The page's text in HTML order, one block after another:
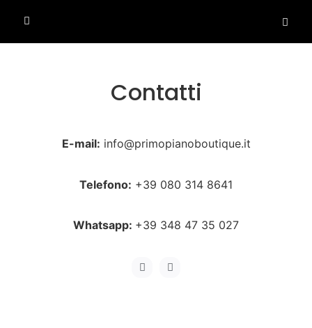
Contatti
E-mail: info@primopianoboutique.it
Telefono: +39 080 314 8641
Whatsapp: +39 348 47 35 027